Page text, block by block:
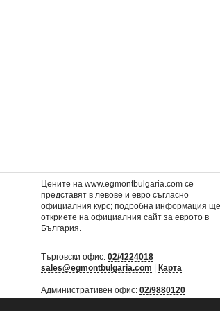
Цените на www.egmontbulgaria.com се
представят в левове и евро съгласно
официалния курс; подробна информация ще
откриете наофициалния сайт за еврото в
България
Търговски офис:02/4224018
sales@egmontbulgaria.com |Карта
Административен офис:02/9880120
mail@egmontbulgaria.com|Карта